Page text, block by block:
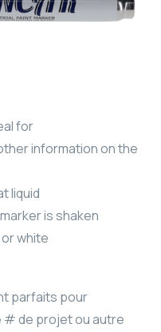
for
information on the
liquid
is shaken
or white
parfaits pour
# de projet ou autre